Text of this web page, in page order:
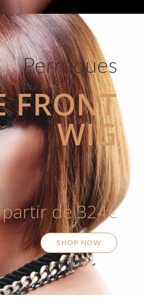
Perruques
FRONT
WIG
de 324€
SHOP NOW